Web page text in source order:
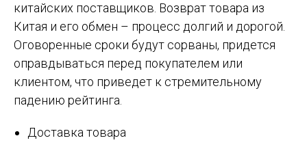
китайских поставщиков. Возврат товара из
Китая и его обмен – процесс долгий и дорогой.
Оговоренные сроки будут сорваны, придется
оправдываться перед покупателем или
клиентом, что приведет к стремительному
падению рейтинга.
Доставка товара